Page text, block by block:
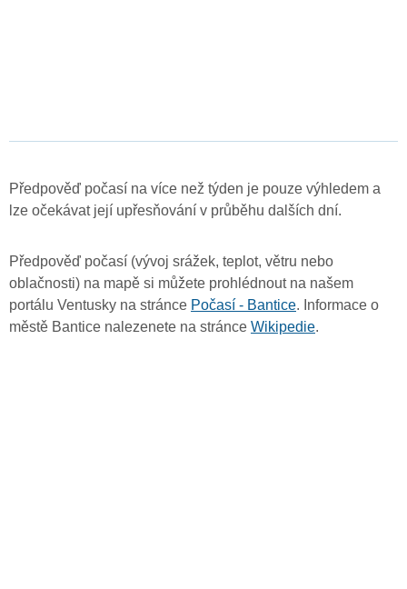
Předpověď počasí na více než týden je pouze výhledem a
lze očekávat její upřesňování v průběhu dalších dní.
Předpověď počasí (vývoj srážek, teplot, větru nebo
oblačnosti) na mapě si můžete prohlédnout na našem
portálu Ventusky na stránce Počasí - Bantice. Informace o
městě Bantice nalezenete na stránce Wikipedie.